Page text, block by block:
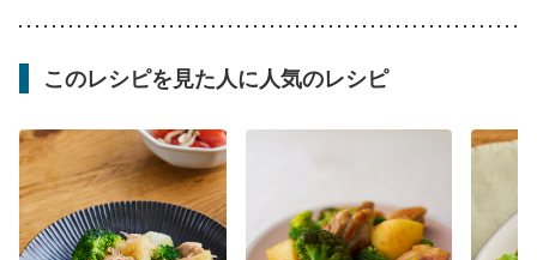
このレシピを見た人に人気のレシピ